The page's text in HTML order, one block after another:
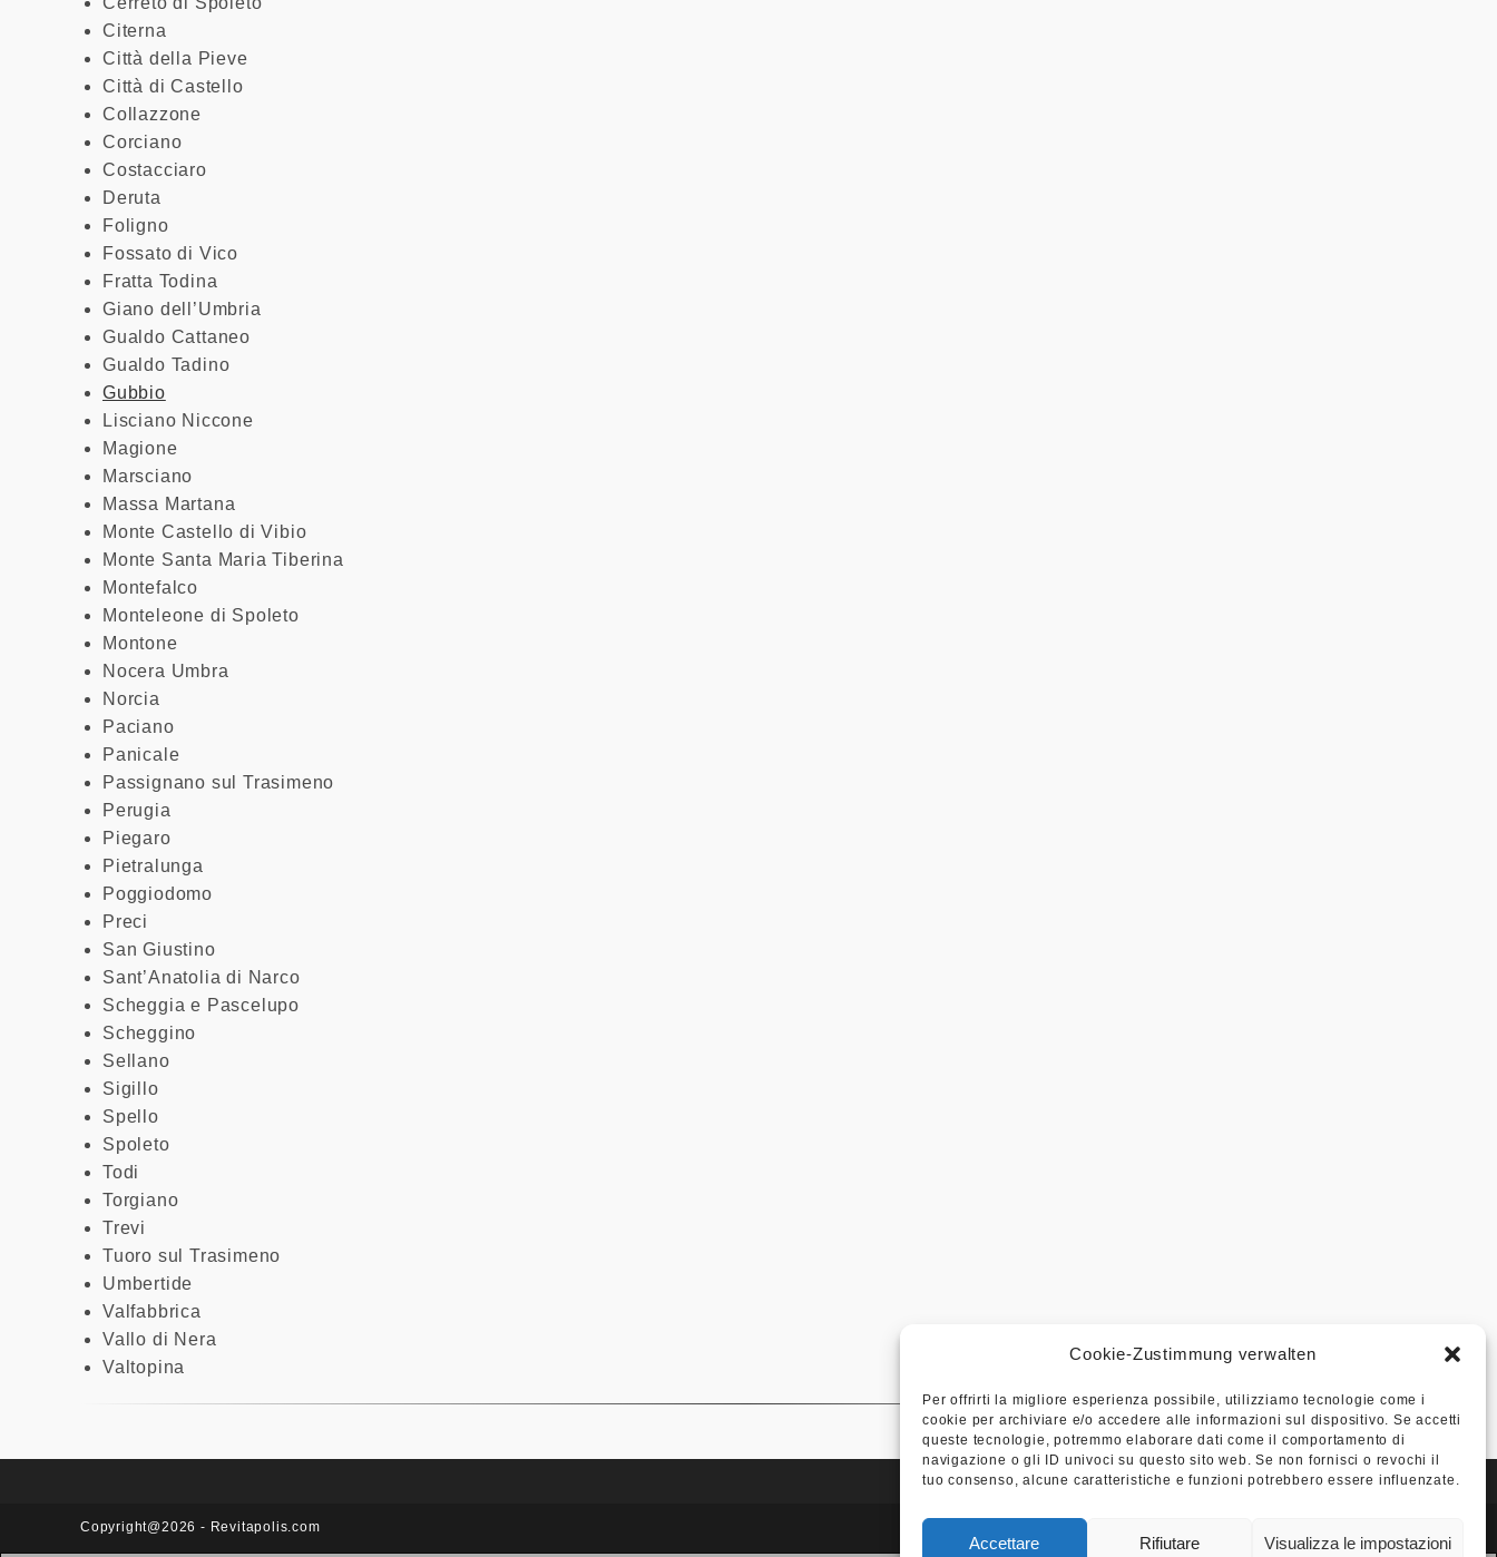
Cookie-Zustimmung verwalten
Per offrirti la migliore esperienza possibile, utilizziamo tecnologie come i
cookie per archiviare e/o accedere alle informazioni sul dispositivo. Se accetti
queste tecnologie, potremmo elaborare dati come il comportamento di
navigazione o gli ID univoci su questo sito web. Se non fornisci o revochi il
tuo consenso, alcune caratteristiche e funzioni potrebbero essere influenzate.
Accettare Rifiutare Visualizza le impostazioni
Citerna
Città della Pieve
Città di Castello
Collazzone
Corciano
Costacciaro
Deruta
Foligno
Fossato di Vico
Fratta Todina
Giano dell’Umbria
Gualdo Cattaneo
Gualdo Tadino
Gubbio
Lisciano Niccone
Magione
Marsciano
Massa Martana
Monte Castello di Vibio
Monte Santa Maria Tiberina
Montefalco
Monteleone di Spoleto
Montone
Nocera Umbra
Norcia
Paciano
Panicale
Passignano sul Trasimeno
Perugia
Piegaro
Pietralunga
Poggiodomo
Preci
San Giustino
Sant’Anatolia di Narco
Scheggia e Pascelupo
Scheggino
Sellano
Sigillo
Spello
Spoleto
Todi
Torgiano
Trevi
Tuoro sul Trasimeno
Umbertide
Valfabbrica
Vallo di Nera
Valtopina
Copyright@2026 - Revitapolis.com